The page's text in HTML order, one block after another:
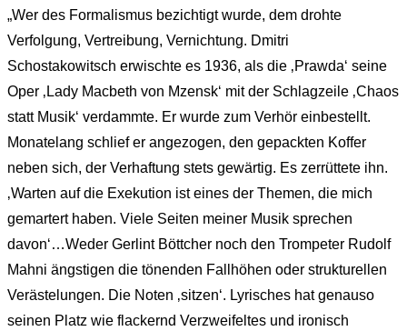
„Wer des Formalismus bezichtigt wurde, dem drohte
Verfolgung, Vertreibung, Vernichtung. Dmitri
Schostakowitsch erwischte es 1936, als die ‚Prawda‘ seine
Oper ‚Lady Macbeth von Mzensk‘ mit der Schlagzeile ‚Chaos
statt Musik‘ verdammte. Er wurde zum Verhör einbestellt.
Monatelang schlief er angezogen, den gepackten Koffer
neben sich, der Verhaftung stets gewärtig. Es zerrüttete ihn.
‚Warten auf die Exekution ist eines der Themen, die mich
gemartert haben. Viele Seiten meiner Musik sprechen
davon‘…Weder Gerlint Böttcher noch den Trompeter Rudolf
Mahni ängstigen die tönenden Fallhöhen oder strukturellen
Verästelungen. Die Noten ‚sitzen‘. Lyrisches hat genauso
seinen Platz wie flackernd Verzweifeltes und ironisch